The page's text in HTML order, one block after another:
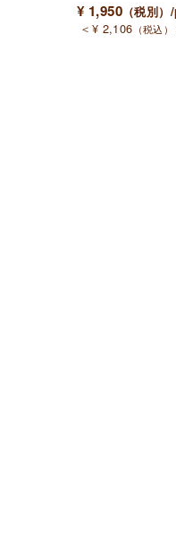
¥1,950 （税別）
＜ ¥ 2,106 （税込）